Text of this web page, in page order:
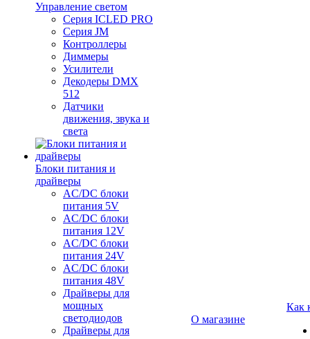
Управление светом
Серия ICLED PRO
Серия JM
Контроллеры
Диммеры
Усилители
Декодеры DMX
512
Датчики
движения, звука и
света
Блоки питания и
драйверы
AC/DC блоки
питания 5V
AC/DC блоки
питания 12V
AC/DC блоки
питания 24V
AC/DC блоки
питания 48V
Драйверы для
мощных
светодиодов
Драйверы для
О магазине
Как